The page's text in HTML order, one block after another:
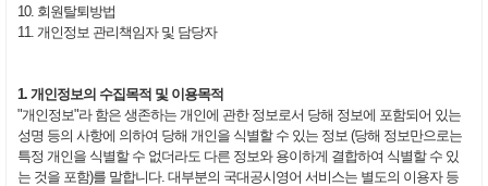
10. 회원탈퇴방법
11. 개인정보 관리책임자 및 담당자
1. 개인정보의 수집목적 및 이용목적
"개인정보"라 함은 생존하는 개인에 관한 정보로서 당해 정보에 포함되어 있는
성명 등의 사항에 의하여 당해 개인을 식별할 수 있는 정보 (당해 정보만으로는
특정 개인을 식별할 수 없더라도 다른 정보와 용이하게 결합하여 식별할 수 있
는 것을 포함)를 말합니다. 대부분의 국대공시영어 서비스는 별도의 이용자 등